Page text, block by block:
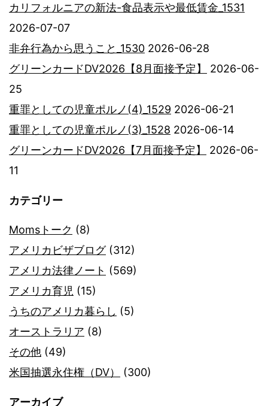
カリフォルニアの新法-食品表示や最低賃金_1531
2026-07-07
非弁行為から思うこと_1530 2026-06-28
グリーンカードDV2026【8月面接予定】
2026-06-
25
重罪としての児童ポルノ(4)_1529 2026-06-21
重罪としての児童ポルノ(3)_1528 2026-06-14
グリーンカードDV2026【7月面接予定】
2026-06-
11
カテゴリー
Momsトーク (8)
アメリカビザブログ(312)
アメリカ法律ノート (569)
アメリカ育児 (15)
うちのアメリカ暮らし (5)
オーストラリア (8)
その他 (49)
米国抽選永住権（DV）
(300)
アーカイブ